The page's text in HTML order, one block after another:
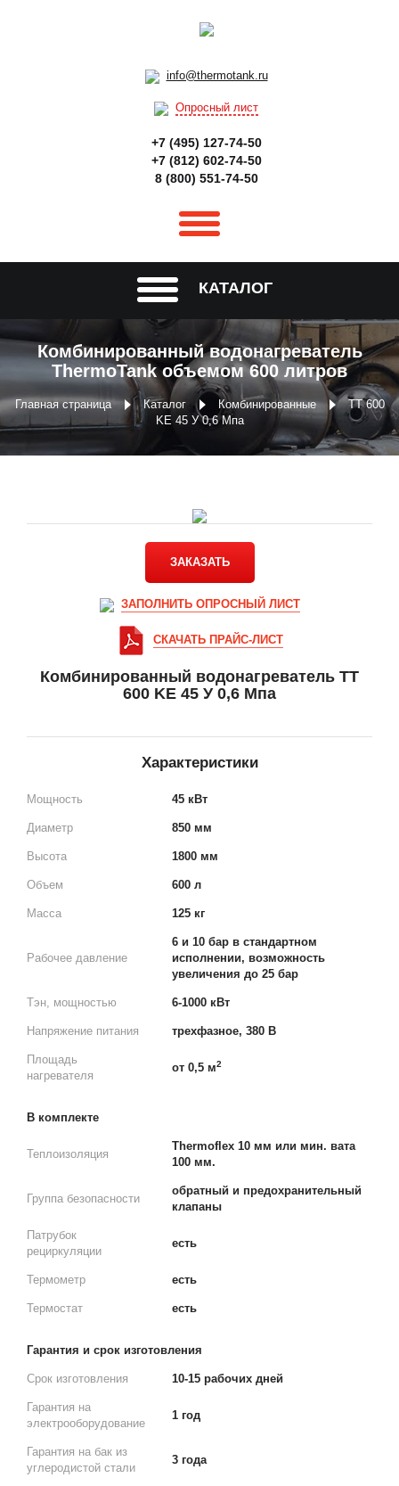
info@thermotank.ru
Опросный лист
+7 (495) 127-74-50
+7 (812) 602-74-50
8 (800) 551-74-50
КАТАЛОГ
Комбинированный водонагреватель
ThermoTank объемом 600 литров
Главная страница Каталог Комбинированные
ТТ 600
KE 45 У 0,6 Мпа
ЗАКАЗАТЬ
ЗАПОЛНИТЬ ОПРОСНЫЙ ЛИСТ
СКАЧАТЬ ПРАЙС-ЛИСТ
Комбинированный водонагреватель ТТ
600 KE 45 У 0,6 Мпа
Характеристики
Мощность 45 кВт
Диаметр 850 мм
Высота 1800 мм
Объем 600 л
Масса 125 кг
Рабочее давление
6 и 10 бар в стандартном
исполнении, возможность
увеличения до 25 бар
Тэн, мощностью 6-1000 кВт
Напряжение питания трехфазное, 380 В
Площадь
нагревателя
от 0,5 м2
В комплекте
Теплоизоляция
Thermoflex 10 мм или мин. вата
100 мм.
Группа безопасности
обратный и предохранительный
клапаны
Патрубок
рециркуляции
есть
Термометр есть
Термостат есть
Гарантия и срок изготовления
Срок изготовления 10-15 рабочих дней
Гарантия на
электрооборудование
1 год
Гарантия на бак из
углеродистой стали
3 года